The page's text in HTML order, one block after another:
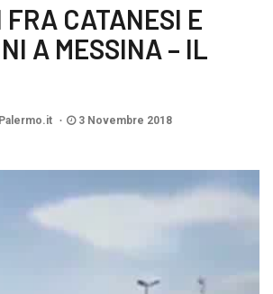
FRA CATANESI E
A MESSINA – IL
3 Novembre 2018